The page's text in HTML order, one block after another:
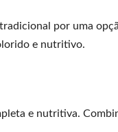
por uma
e nutritivo.
e nutritiva.